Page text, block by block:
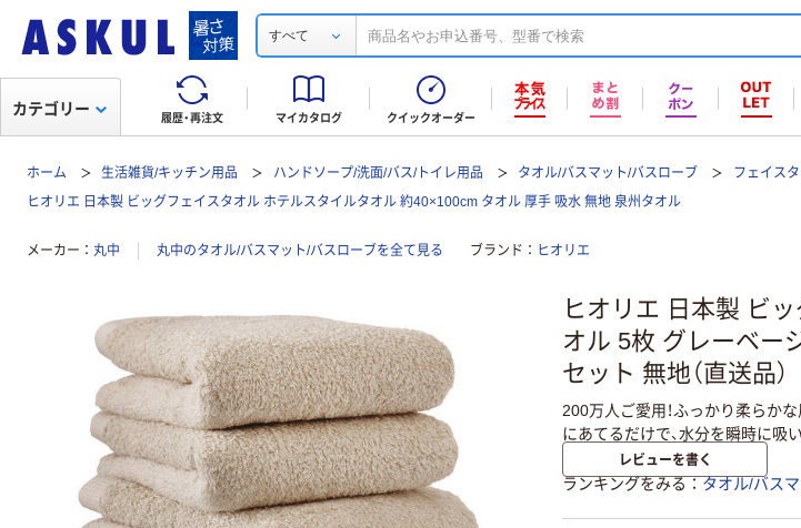
すべて
履歴・再注文 マイカタログ クイックオーダー
カテゴリー
ホーム 生活雑貨/キッチン用品 ハンドソープ/洗面/バス/トイレ用品 タオル/バスマット/バスローブ
フェイス
ヒオリエ 日本製 ビッグフェイスタオル ホテルスタイルタオル 約40×100cm タオル 厚手 吸水 無地 泉州タオル
メーカー 丸中 丸中のタオル/バスマット/バスローブを全て見る ブランド ヒオリエ
ヒオリエ 日本製 ビ
オル 5枚 グレーベー
セット 無地（直送品）
200万人ご愛用！ふっかり柔らか
にあてるだけで、水分を瞬時に吸
レビューを書く
ランキングをみる タオル/バス